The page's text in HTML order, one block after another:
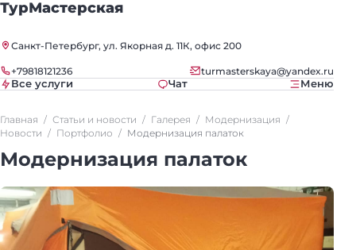
ТурМастерская
Санкт-Петербург, ул. Якорная д. 11К, офис 200
+79818121236 turmasterskaya@yandex.ru
Все услуги Чат Меню
Главная Статьи и новости Галерея
Модернизация
Новости
Портфолио Модернизация палаток
Модернизация палаток